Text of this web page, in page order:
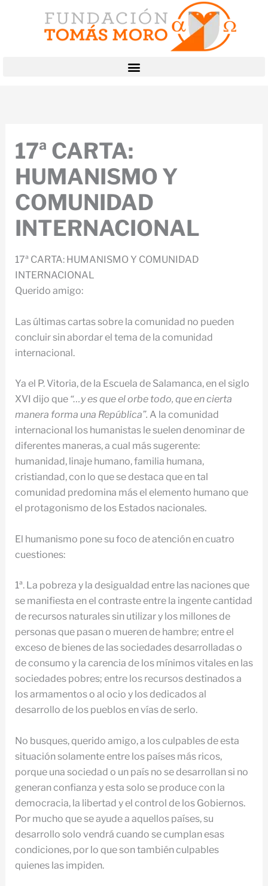
17ª CARTA:
HUMANISMO Y
COMUNIDAD
INTERNACIONAL
17ª CARTA: HUMANISMO Y COMUNIDAD
INTERNACIONAL
Querido amigo:
Las últimas cartas sobre la comunidad no pueden
concluir sin abordar el tema de la comunidad
internacional.
Ya el P. Vitoria, de la Escuela de Salamanca, en el siglo
XVI dijo que “…y es que el orbe todo, que en cierta
manera forma una República”. A la comunidad
internacional los humanistas le suelen denominar de
diferentes maneras, a cual más sugerente:
humanidad, linaje humano, familia humana,
cristiandad, con lo que se destaca que en tal
comunidad predomina más el elemento humano que
el protagonismo de los Estados nacionales.
El humanismo pone su foco de atención en cuatro
cuestiones:
1ª. La pobreza y la desigualdad entre las naciones que
se manifiesta en el contraste entre la ingente cantidad
de recursos naturales sin utilizar y los millones de
personas que pasan o mueren de hambre; entre el
exceso de bienes de las sociedades desarrolladas o
de consumo y la carencia de los mínimos vitales en las
sociedades pobres; entre los recursos destinados a
los armamentos o al ocio y los dedicados al
desarrollo de los pueblos en vías de serlo.
No busques, querido amigo, a los culpables de esta
situación solamente entre los países más ricos,
porque una sociedad o un país no se desarrollan si no
generan confianza y esta solo se produce con la
democracia, la libertad y el control de los Gobiernos.
Por mucho que se ayude a aquellos países, su
desarrollo solo vendrá cuando se cumplan esas
condiciones, por lo que son también culpables
quienes las impiden.